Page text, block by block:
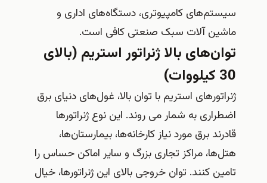
سیستم‌های کامپیوتری، دستگاه‌های اداری و
ماشین آلات سبک صنعتی کافی است.
توان‌های بالا ژنراتور استریم (بالای
30 کیلووات)
ژنراتورهای استریم با توان بالا، غول‌های دنیای برق
اضطراری به شمار می روند. این نوع ژنراتورها
قادرند برق مورد نیاز کارخانه‌ها، بیمارستان‌ها،
هتل‌ها، مراکز تجاری بزرگ و سایر اماکن حساس را
تامین کنند. توان خروجی بالای این ژنراتورها، خیال